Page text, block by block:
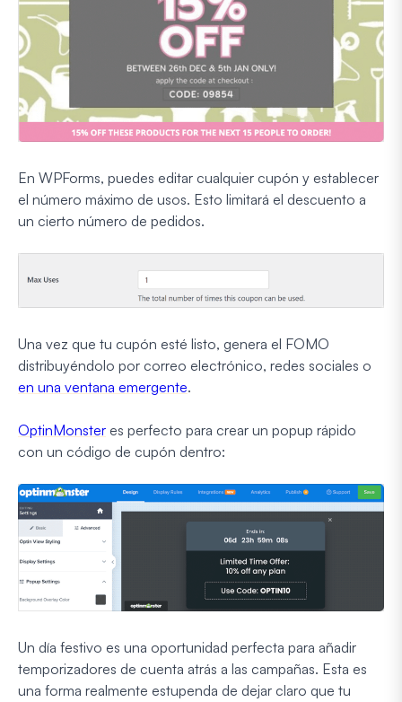
En WPForms, puedes editar cualquier cupón y establecer
el número máximo de usos. Esto limitará el descuento a
un cierto número de pedidos.
Una vez que tu cupón esté listo, genera el FOMO
distribuyéndolo por correo electrónico, redes sociales o
en una ventana emergente.
OptinMonster es perfecto para crear un popup rápido
con un código de cupón dentro:
Un día festivo es una oportunidad perfecta para añadir
temporizadores de cuenta atrás a las campañas. Esta es
una forma realmente estupenda de dejar claro que tu